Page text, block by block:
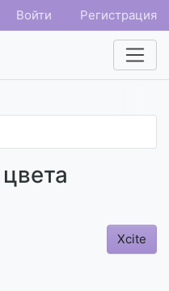
Войти Регистрация
Xcite